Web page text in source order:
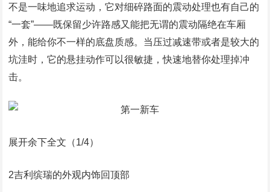
不是一味地追求运动，它对细碎路面的震动处理也有自己的
“一套”——既保留少许路感又能把无谓的震动隔绝在车厢
外，能给你不一样的底盘质感。当压过减速带或者是较大的
坑洼时，它的悬挂动作可以很敏捷，快速地替你处理掉冲
击。
展开余下全文（1/4）
2吉利缤瑞的外观内饰回顶部